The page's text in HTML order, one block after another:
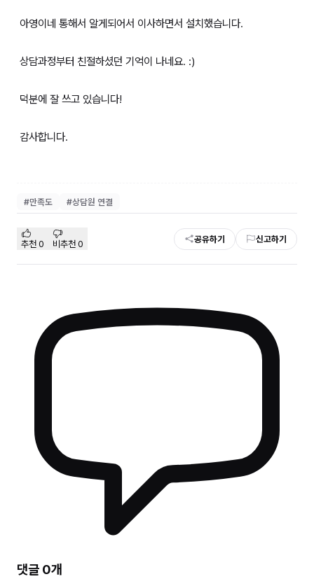
아영이네 통해서 알게되어서 이사하면서 설치했습니다.
상담과정부터 친절하셨던 기억이 나네요. :)
덕분에 잘 쓰고 있습니다!
감사합니다.
#만족도 #상담원 연결
추천 0 비추천 0 공유하기 신고하기
댓글 0개